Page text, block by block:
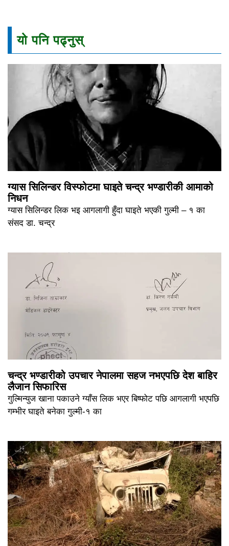
यो पनि पढ्नुस्
ग्यास सिलिन्डर विस्फोटमा घाइते चन्द्र भण्डारीकी आमाको
निधन
ग्यास सिलिन्डर लिक भइ आगलागी हुँदा घाइते भएकी गुल्मी – १ का
संसद डा. चन्द्र
चन्द्र भण्डारीको उपचार नेपालमा सहज नभएपछि देश बाहिर
लैजान सिफारिस
गुल्मिन्युज खाना पकाउने ग्याँस लिक भएर बिष्फोट पछि आगलागी भएपछि
गम्भीर घाइते बनेका गुल्मी-१ का